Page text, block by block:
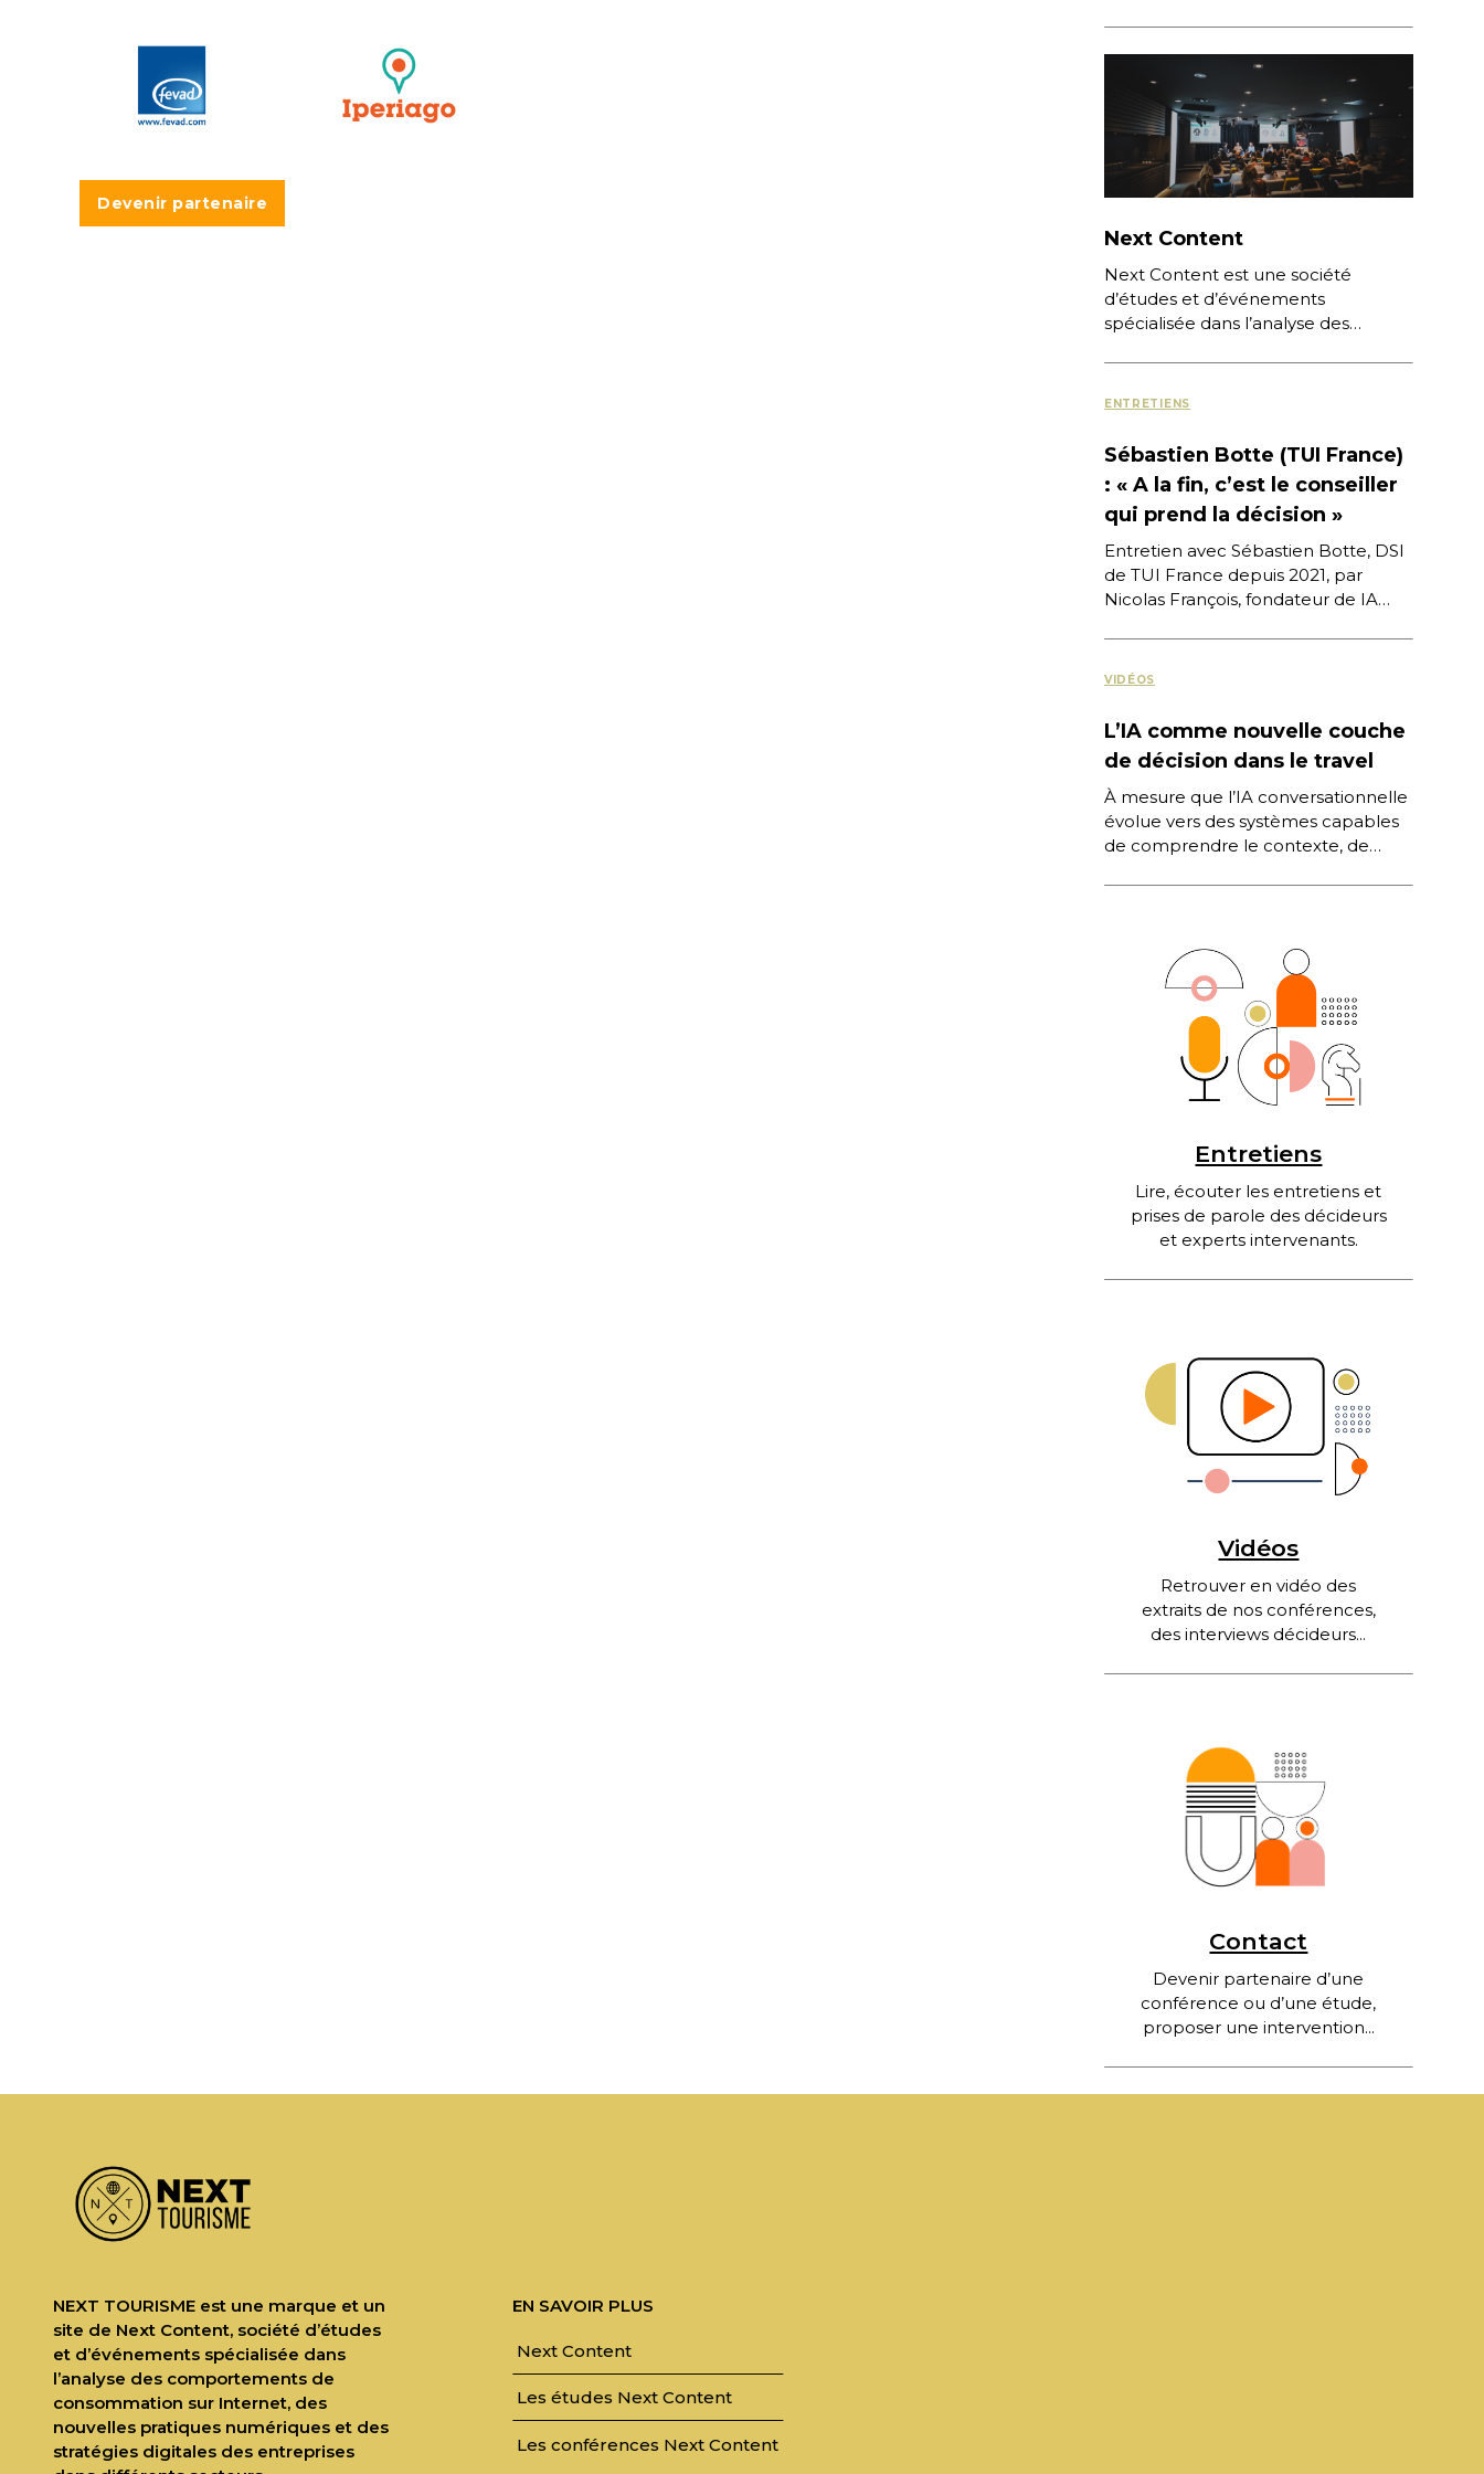
Devenir partenaire
Next Content
Next Content est une société
d’études et d’événements
spécialisée dans l’analyse des
numériques et des stratégies
ENTRETIENS
Sébastien Botte (TUI France)
: « A la fin, c’est le conseiller
qui prend la décision »
Entretien avec Sébastien Botte, DSI
de TUI France depuis 2021, par
Nicolas François, fondateur de IA
[…]
VIDÉOS
L’IA comme nouvelle couche
de décision dans le travel
À mesure que l’IA conversationnelle
évolue vers des systèmes capables
de comprendre le contexte, de
Entretiens
Lire, écouter les entretiens et
prises de parole des décideurs
et experts intervenants.
Vidéos
Retrouver en vidéo des
extraits de nos conférences,
des interviews décideurs...
Contact
Devenir partenaire d’une
conférence ou d’une étude,
proposer une intervention...
NEXT TOURISME est une marque et un
site de Next Content, société d’études
et d’événements spécialisée dans
l’analyse des comportements de
consommation sur Internet, des
nouvelles pratiques numériques et des
stratégies digitales des entreprises
EN SAVOIR PLUS
Next Content
Les études Next Content
Les conférences Next Content